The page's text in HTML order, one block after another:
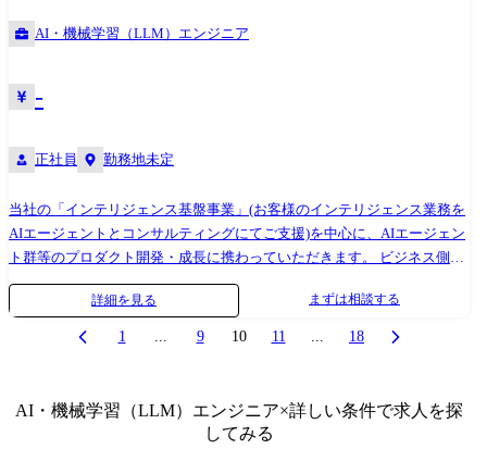
AI・機械学習（LLM）エンジニア
-
正社員 勤務地未定
当社の「インテリジェンス基盤事業」(お客様のインテリジェンス業務を
AIエージェントとコンサルティングにてご支援)を中心に、AIエージェン
ト群等のプロダクト開発・成長に携わっていただきます。 ビジネス側と
連携し、プロダクト要件を分析。 開発チームと協働し、サービス実現に
責任を持つ役割です。
詳細を見る まずは相談する
1 ... 9 10 11 ... 18
AI・機械学習（LLM）エンジニア×詳しい条件で求人を探
してみる